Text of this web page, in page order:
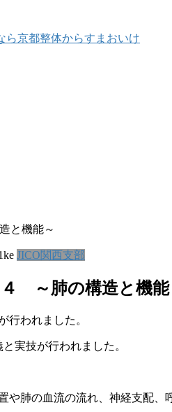
と機能～
JICO関西支部
～肺の構造と機能
行われました。
実技が行われました。
肺の血流の流れ、神経支配、